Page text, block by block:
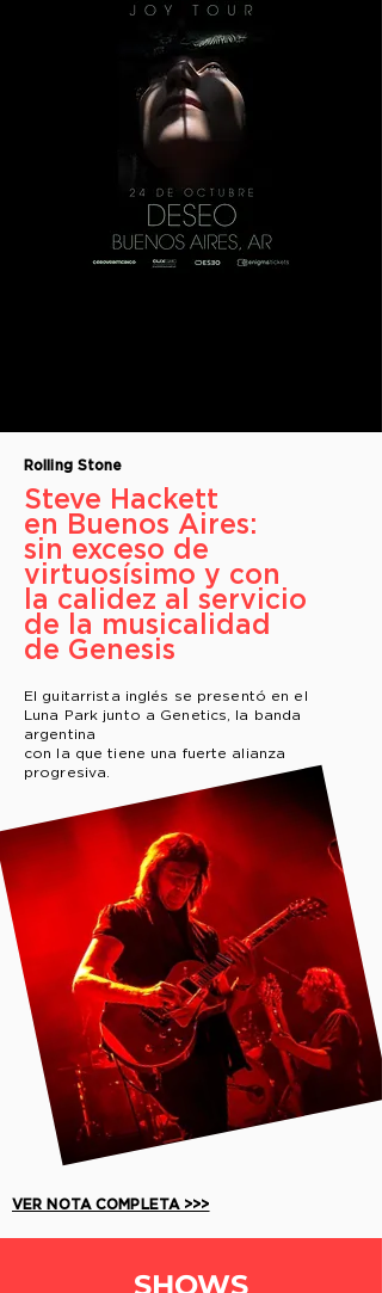
Rolling Stone
Steve Hackett
en Buenos Aires:
sin exceso de
virtuosísimo y con
la calidez al servicio
de la musicalidad
de Genesis
El guitarrista inglés se presentó en el
Luna Park junto a Genetics, la banda
argentina
con la que tiene una fuerte alianza
progresiva.
VER NOTA COMPLETA >>>
SHOWS